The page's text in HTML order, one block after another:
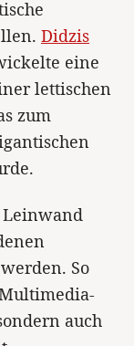
Didzis
eine
lettischen
zum
So
auch